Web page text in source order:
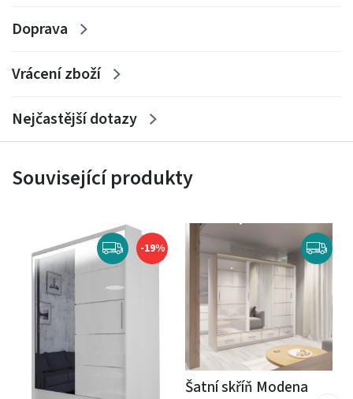
Doprava
Vrácení zboží
Nejčastější dotazy
Související produkty
-19%
Šatní skříň Modena